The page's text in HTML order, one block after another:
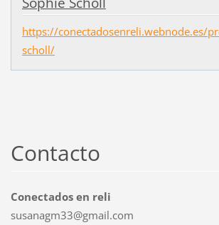
https://conectadosenreli.webnode.es/
scholl/
Contacto
Conectados en reli
susanagm33@gmail.com